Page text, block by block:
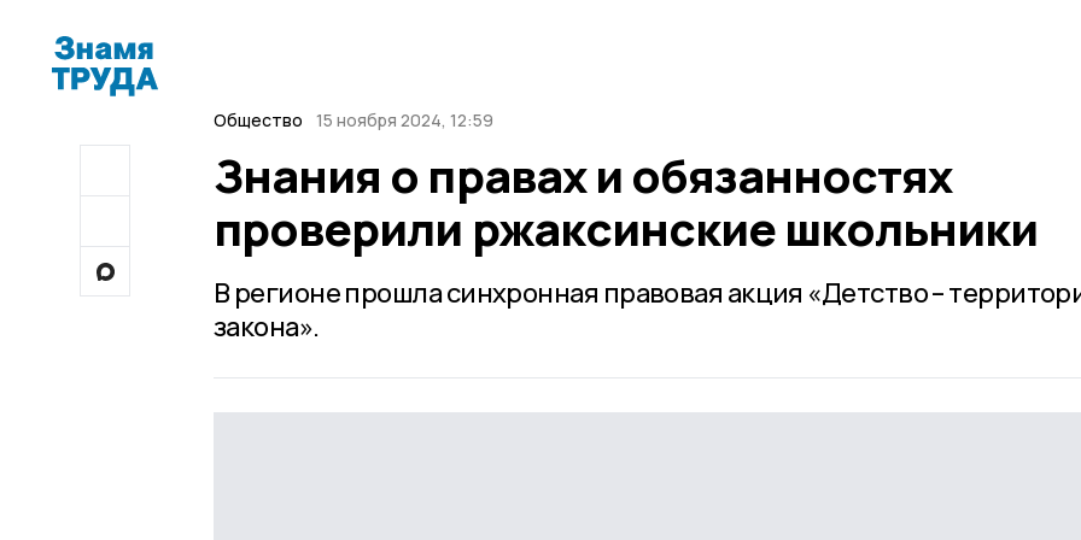
Общество 15 ноября 2024, 12:59
Знания о правах и обязанностях
проверили ржаксинские школьники
В регионе прошла синхронная правовая акция «Детство –
закона».